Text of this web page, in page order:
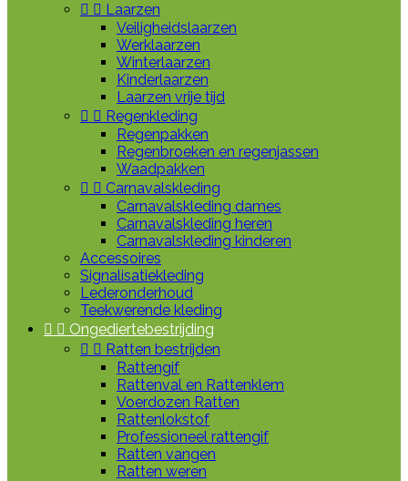
  Laarzen
Veiligheidslaarzen
Werklaarzen
Winterlaarzen
Kinderlaarzen
Laarzen vrije tijd
  Regenkleding
Regenpakken
Regenbroeken en regenjassen
Waadpakken
  Carnavalskleding
Carnavalskleding dames
Carnavalskleding heren
Carnavalskleding kinderen
Accessoires
Signalisatiekleding
Lederonderhoud
Teekwerende kleding
  Ongediertebestrijding
  Ratten bestrijden
Rattengif
Rattenval en Rattenklem
Voerdozen Ratten
Rattenlokstof
Professioneel rattengif
Ratten vangen
Ratten weren